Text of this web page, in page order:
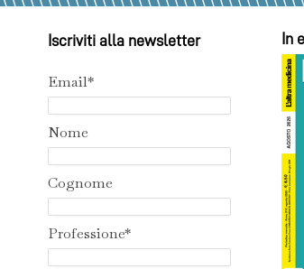
Iscriviti alla newsletter
Email*
Nome
Cognome
Professione*
In